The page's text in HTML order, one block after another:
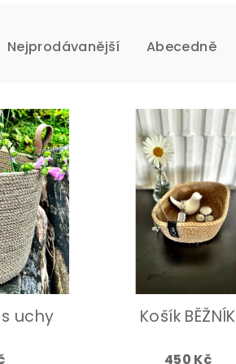
Nejprodávanější Abecedně
s uchy Košík BĚŽNÍK
450 Kč